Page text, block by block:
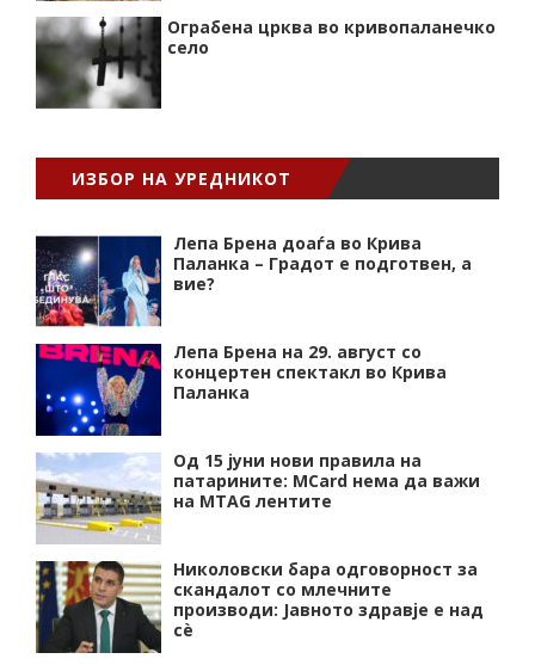
Ограбена црква во кривопаланечко
село
ИЗБОР НА УРЕДНИКОТ
Лепа Брена доаѓа во Крива
Паланка – Градот е подготвен, а
вие?
Лепа Брена на 29. август со
концертен спектакл во Крива
Паланка
Од 15 јуни нови правила на
патарините: MCard нема да важи
на MTAG лентите
Николовски бара одговорност за
скандалот со млечните
производи: Јавното здравје е над
сѐ